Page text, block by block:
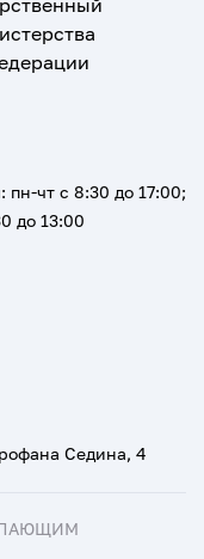
Седина, 4
чт с 8:30 до 17:00;
до 13:00